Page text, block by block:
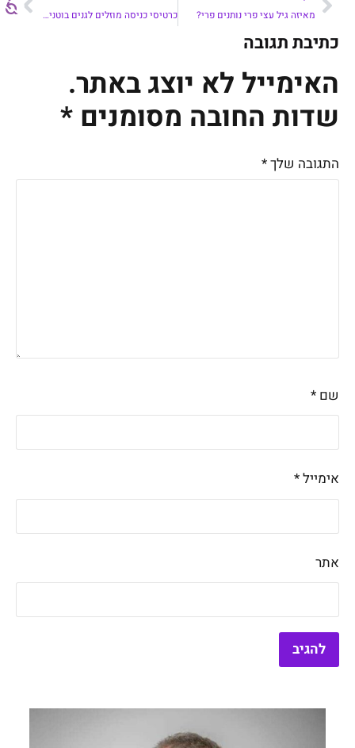
מאיזה גיל עצי פרי נותנים פרי? כרטיסי כניסה מוזלים לגנים בוטנים בעולם
כתיבת תגובה
האימייל לא יוצג באתר.
שדות החובה מסומנים *
התגובה שלך*
שם *
אימייל*
אתר